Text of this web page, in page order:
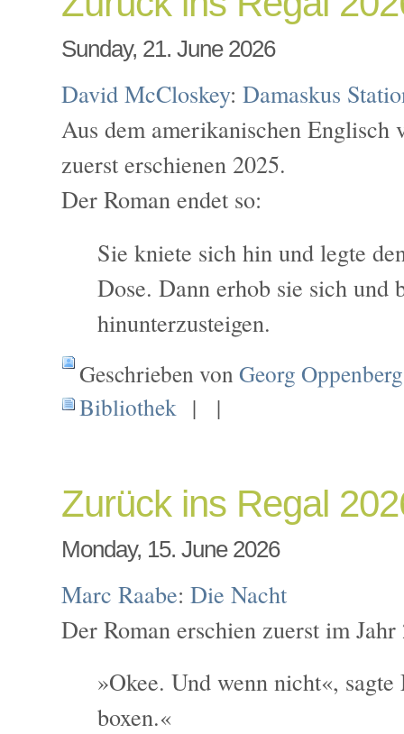
Sunday, 21. June 2026
David McCloskey:Damaskus
Aus dem amerikanischen Englisch
zuerst erschienen 2025.
Der Roman endet so:
Sie kniete sich hin und legte
Dose. Dann erhob sie sich und
hinunterzusteigen.
Geschrieben vonGeorg Oppenberg
Bibliothek | |
Zurück ins Regal
Monday, 15. June 2026
Marc Raabe:Die Nacht
Der Roman erschien zuerst im
»Okee. Und wenn nicht«,
boxen.«